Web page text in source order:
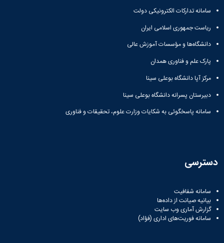
سامانه تدارکات الکترونیکی دولت
ریاست جمهوری اسلامی ایران
دانشگاه‌ها و مؤسسات آموزش عالی
پارک علم و فناوری همدان
مرکز آپا دانشگاه بوعلی سینا
دبیرستان پسرانه دانشگاه بوعلی سینا
سامانه پاسخگوئی به شکایات وزارت علوم، تحقیقات و فناوری
دسترسی
سامانه شفافیت
بیانیه صیانت از داده‌ها
گزارش آماری وب‌ سایت
سامانه فوریت‌های اداری (فؤاد)